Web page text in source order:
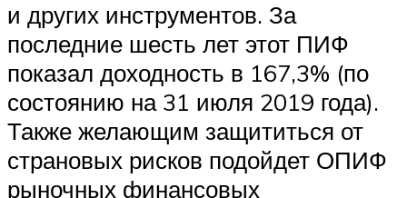
и других инструментов. За
последние шесть лет этот ПИФ
показал доходность в 167,3% (по
состоянию на 31 июля 2019 года).
Также желающим защититься от
страновых рисков подойдет ОПИФ
рыночных финансовых